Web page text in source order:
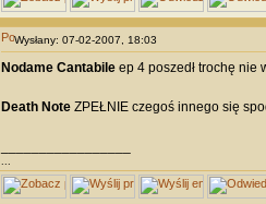
Wysłany: 07-02-2007, 18:03
Nodame Cantabileep 4 poszedł trochę nie
Death NoteZPEŁNIE czegoś innego się
...